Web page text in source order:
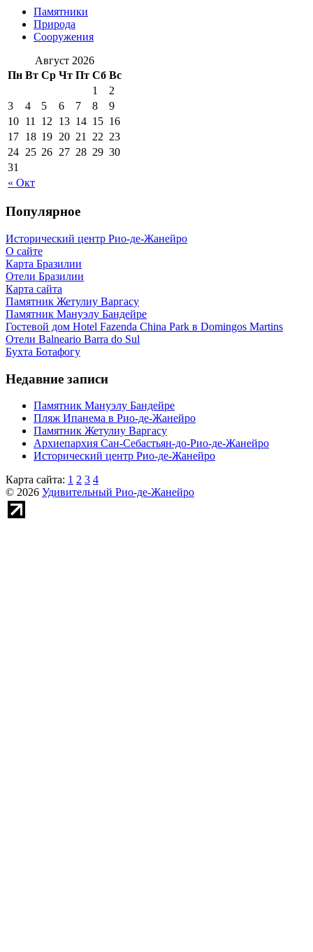
Памятники
Природа
Сооружения
Август 2026
Пн Вт Ср Чт Пт Сб Вс
« Окт
1
2
3
4 5 6 7 8
9
10 11 12 13 14 15 16
17 18 19 20 21 22 23
24 25 26 27 28 29 30
31
Популярное
Исторический центр Рио-де-Жанейро
О сайте
Карта Бразилии
Отели Бразилии
Карта сайта
Памятник Жетулиу Варгасу
Памятник Мануэлу Бандейре
Гостевой дом Hotel Fazenda China Park в Domingos Martins
Отели Balneario Barra do Sul
Бухта Ботафогу
Недавние записи
Памятник Мануэлу Бандейре
Пляж Ипанема в Рио-де-Жанейро
Памятник Жетулиу Варгасу
Архиепархия Сан-Себастьян-до-Рио-де-Жанейро
Исторический центр Рио-де-Жанейро
Карта сайта: 1 2 3 4
© 2026 Удивительный Рио-де-Жанейро